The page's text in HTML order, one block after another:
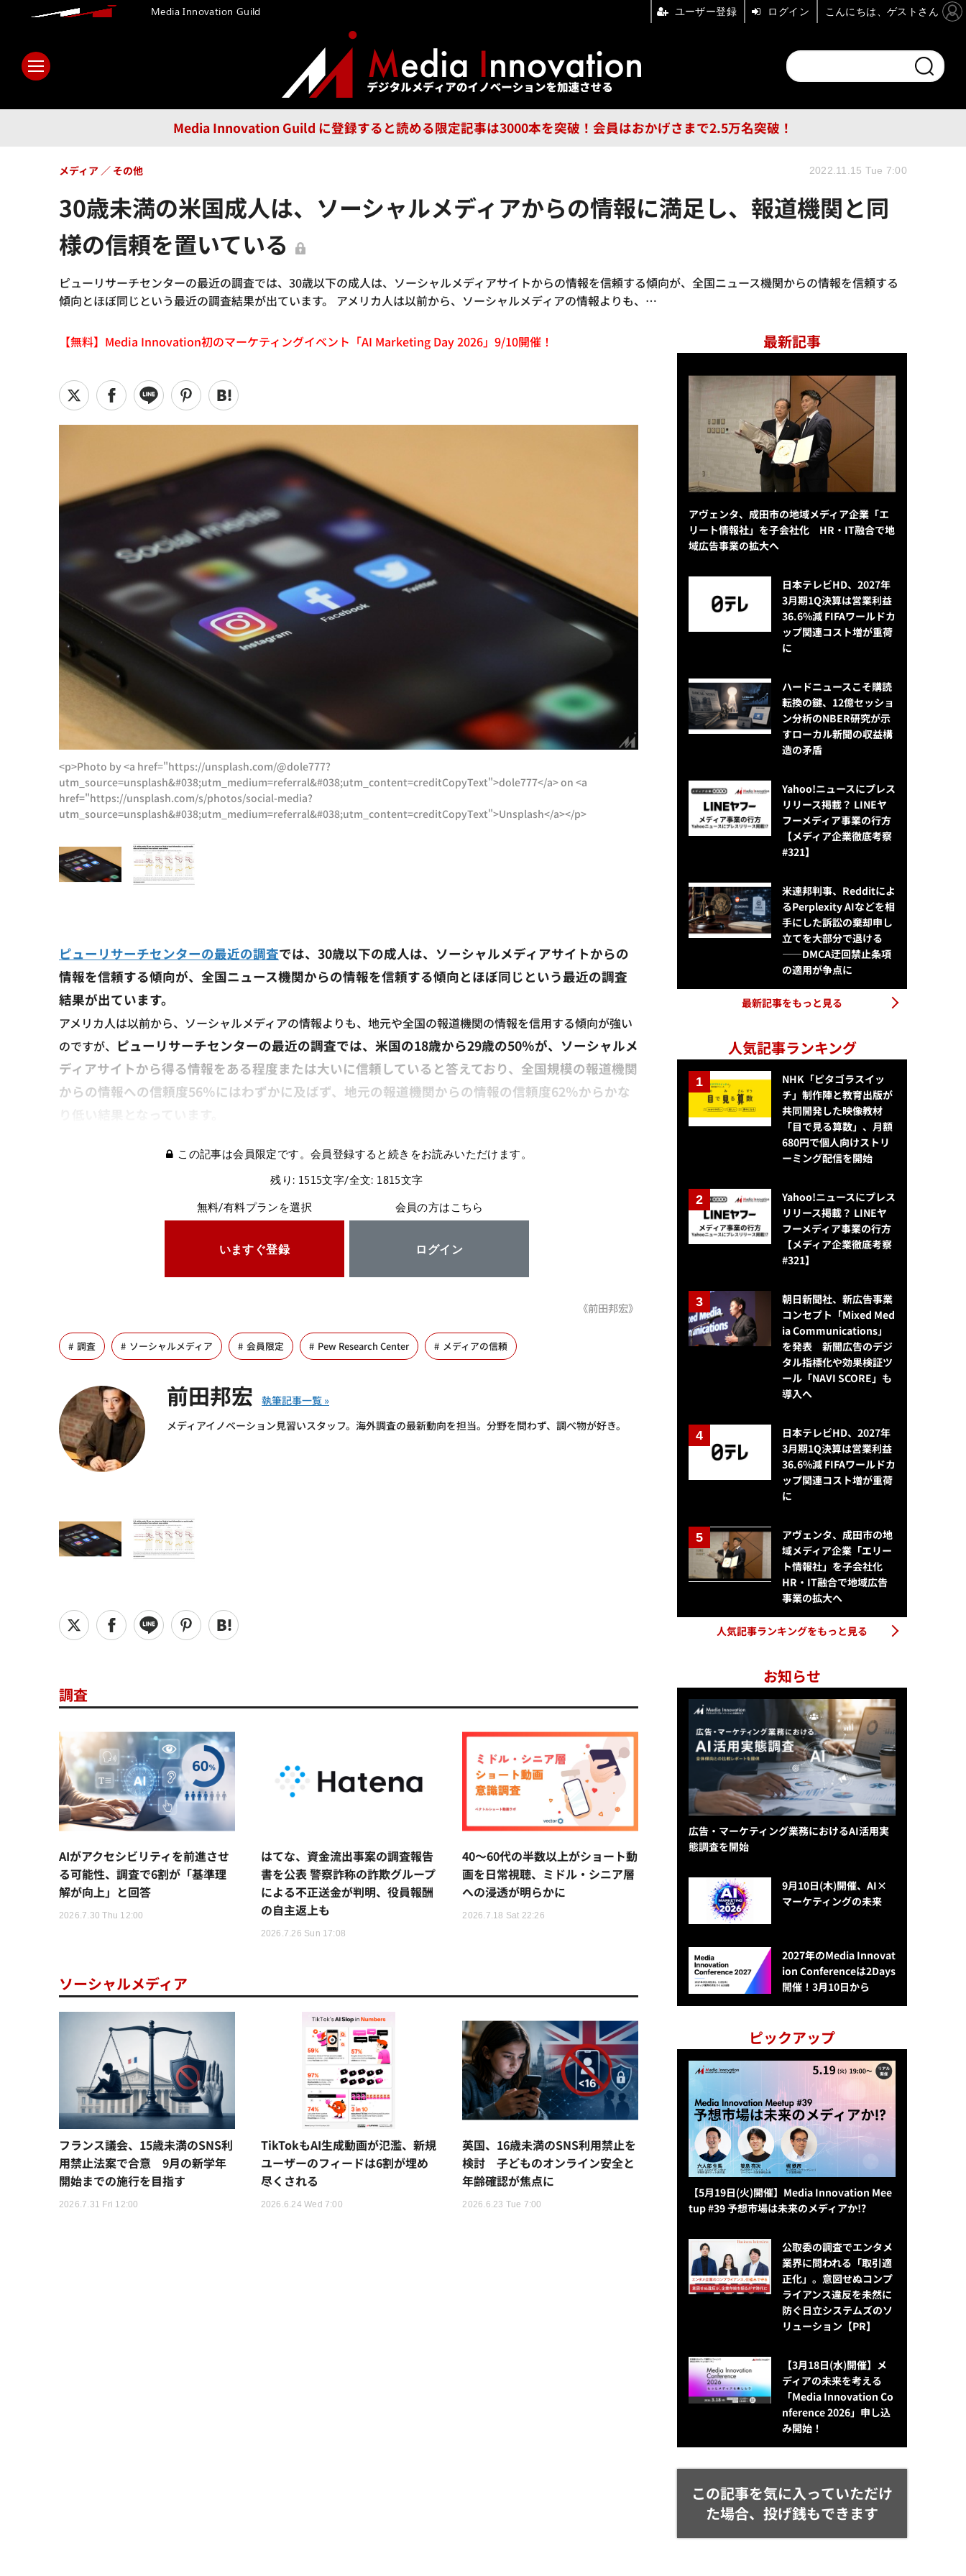
Media Innovation Guild に登録すると読める限定記事は3000本を突破！会員はおかげさまで2.5万名突破！
メディア テクノロジー 広告 企業 特集 ブランドチャンネル
フォーエム その他
30歳未満の米国成人は、ソーシャルメディアからの情報に満足し、報道機関と同
様の信頼を置いている
ピューリサーチセンターの最近の調査では、30歳以下の成人は、ソーシャルメディアサイトからの情報を信頼する傾向が、全国ニュース機関からの情報を信頼する
傾向とほぼ同じという最近の調査結果が出ています。 アメリカ人は以前から、ソーシャルメディアの情報よりも、…
メディア その他 2022.11.15 Tue 7:00
【無料】Media Innovation初のマーケティングイベント「AI Marketing Day 2026」9/10開催！
<p>Photo by <a href="https://unsplash.com/@dole777?
utm_source=unsplash&#038;utm_medium=referral&#038;utm_content=creditCopyText">dole777</a> on <a
href="https://unsplash.com/s/photos/social-media?
utm_source=unsplash&#038;utm_medium=referral&#038;utm_content=creditCopyText">Unsplash</a></p>
ピューリサーチセンターの最近の調査では、30歳以下の成人は、ソーシャルメディアサイトからの
情報を信頼する傾向が、全国ニュース機関からの情報を信頼する傾向とほぼ同じという最近の調査
結果が出ています。
アメリカ人は以前から、ソーシャルメディアの情報よりも、地元や全国の報道機関の情報を信用する傾向が強い
のですが、 ピューリサーチセンターの最近の調査では、米国の18歳から29歳の50％が、ソーシャルメ
ディアサイトから得る情報をある程度または大いに信頼していると答えており、全国規模の報道機関
からの情報への信頼度56％にはわずかに及ばず、地元の報道機関からの情報の信頼度62％からかな
この記事は会員限定です。会員登録すると続きをお読みいただけます。
残り: 1515文字/全文: 1815文字
無料/有料プランを選択
いますぐ登録
会員の方はこちら
ログイン
《前田邦宏》
調査 ソーシャルメディア 会員限定 Pew Research Center メディアの信頼
前田邦宏
メディアイノベーション見習いスタッフ。海外調査の最新動向を担当。分野を問わず、調べ物が好き。
調査
AIがアクセシビリティを前進させ
る可能性、調査で6割が「基準理
解が向上」と回答
2026.7.30 Thu 12:00
はてな、資金流出事案の調査報告
書を公表 警察詐称の詐欺グループ
による不正送金が判明、役員報酬
の自主返上も
2026.7.26 Sun 17:08
40～60代の半数以上がショート動
画を日常視聴、ミドル・シニア層
への浸透が明らかに
2026.7.18 Sat 22:26
ソーシャルメディア
フランス議会、15歳未満のSNS利
用禁止法案で合意 9月の新学年
開始までの施行を目指す
2026.7.31 Fri 12:00
TikTokもAI生成動画が氾濫、新規
ユーザーのフィードは6割が埋め
尽くされる
2026.6.24 Wed 7:00
英国、16歳未満のSNS利用禁止を
検討 子どものオンライン安全と
年齢確認が焦点に
2026.6.23 Tue 7:00
最新記事
アヴェンタ、成田市の地域メディア企業「エ
リート情報社」を子会社化 HR・IT融合で地
域広告事業の拡大へ
日本テレビHD、2027年
3月期1Q決算は営業利益
36.6%減 FIFAワールドカ
ップ関連コスト増が重荷
に
ハードニュースこそ購読
転換の鍵、12億セッショ
ン分析のNBER研究が示
すローカル新聞の収益構
造の矛盾
Yahoo!ニュースにプレス
リリース掲載？ LINEヤ
フーメディア事業の行方
【メディア企業徹底考察
#321】
米連邦判事、Redditによ
るPerplexity AIなどを相
手にした訴訟の棄却申し
立てを大部分で退ける
——DMCA迂回禁止条項
の適用が争点に
最新記事をもっと見る
人気記事ランキング
NHK「ピタゴラスイッ
チ」制作陣と教育出版が
共同開発した映像教材
「目で見る算数」、月額
680円で個人向けストリ
ーミング配信を開始
Yahoo!ニュースにプレス
リリース掲載？ LINEヤ
フーメディア事業の行方
【メディア企業徹底考察
#321】
朝日新聞社、新広告事業
コンセプト「Mixed Med
ia Communications」
を発表 新聞広告のデジ
タル指標化や効果検証ツ
ール「NAVI SCORE」も
導入へ
日本テレビHD、2027年
3月期1Q決算は営業利益
36.6%減 FIFAワールドカ
ップ関連コスト増が重荷
に
アヴェンタ、成田市の地
域メディア企業「エリー
ト情報社」を子会社化
HR・IT融合で地域広告
事業の拡大へ
人気記事ランキングをもっと見る
お知らせ
広告・マーケティング業務におけるAI活用実
態調査を開始
9月10日(木)開催、AI×
マーケティングの未来
2027年のMedia Innovat
ion Conferenceは2Days
開催！3月10日から
ピックアップ
【5月19日(火)開催】Media Innovation Mee
tup #39 予想市場は未来のメディアか!?
公​​取委の調査でエンタメ
業界に問われる「取引適
正化」。意図せぬコンプ
ライアンス違反を未然に
防ぐ日立システムズのソ
リューション​【PR】
【3月18日(水)開催】メ
ディアの未来を考える
「Media Innovation Co
nference 2026」申し込
み開始！
この記事を気に入っていただけ
た場合、投げ銭もできます
Media Innovation Guild ユーザー登録 ログイン こんにちは、ゲストさん